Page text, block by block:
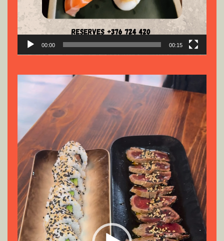
00:00 00:15
Reproductor